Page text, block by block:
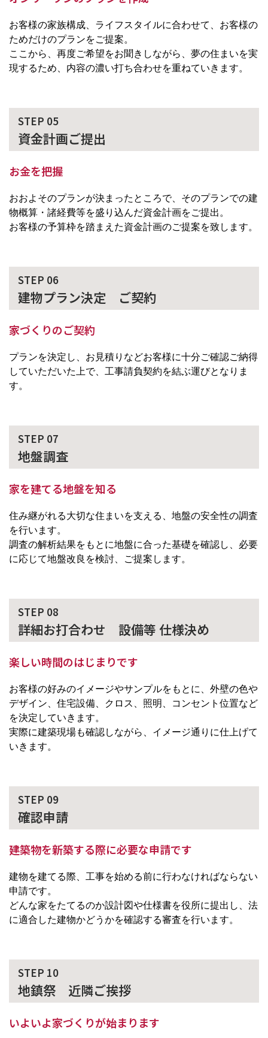
お客様の家族構成、ライフスタイルに合わせて、お客様の
ためだけのプランをご提案。
ここから、再度ご希望をお聞きしながら、夢の住まいを実
現するため、内容の濃い打ち合わせを重ねていきます。
STEP 05
資金計画ご提出
お金を把握
おおよそのプランが決まったところで、そのプランでの建
物概算・諸経費等を盛り込んだ資金計画をご提出。
お客様の予算枠を踏まえた資金計画のご提案を致します。
STEP 06
建物プラン決定 ご契約
家づくりのご契約
プランを決定し、お見積りなどお客様に十分ご確認ご納得
していただいた上で、工事請負契約を結ぶ運びとなりま
す。
STEP 07
地盤調査
家を建てる地盤を知る
住み継がれる大切な住まいを支える、地盤の安全性の調査
を行います。
調査の解析結果をもとに地盤に合った基礎を確認し、必要
に応じて地盤改良を検討、ご提案します。
STEP 08
詳細お打合わせ 設備等 仕様決め
楽しい時間のはじまりです
お客様の好みのイメージやサンプルをもとに、外壁の色や
デザイン、住宅設備、クロス、照明、コンセント位置など
を決定していきます。
実際に建築現場も確認しながら、イメージ通りに仕上げて
いきます。
STEP 09
確認申請
建築物を新築する際に必要な申請です
建物を建てる際、工事を始める前に行わなければならない
申請です。
どんな家をたてるのか設計図や仕様書を役所に提出し、法
に適合した建物かどうかを確認する審査を行います。
STEP 10
地鎮祭 近隣ご挨拶
いよいよ家づくりが始まります